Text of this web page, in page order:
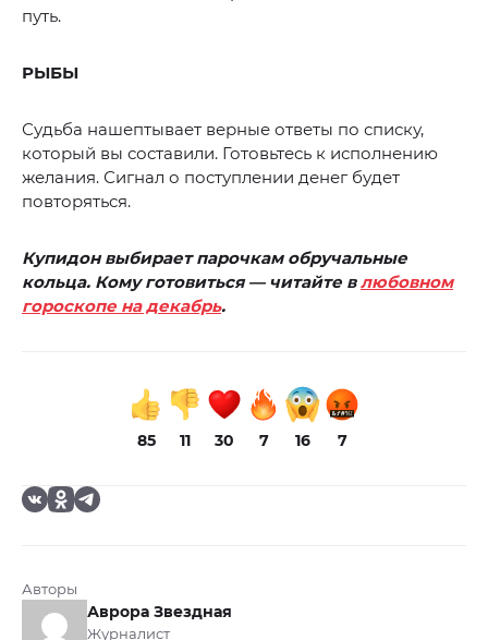
путь.
РЫБЫ
Судьба нашептывает верные ответы по списку,
который вы составили. Готовьтесь к исполнению
желания. Сигнал о поступлении денег будет
повторяться.
Купидон выбирает парочкам обручальные
кольца. Кому готовиться — читайте влюбовном
гороскопе на декабрь.
85 11 30 7 16 7
Авторы
Аврора Звездная
Журналист